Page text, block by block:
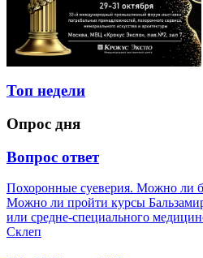
Топ недели
Опрос дня
Вопрос ответ
Похоронные суеверия. Можно ли
Можно ли пройти курсы
или средне-специального
Склеп